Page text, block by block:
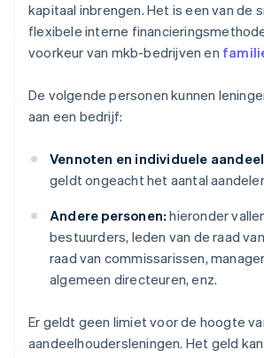
kapitaal inbrengen. Het is een van de
flexibele interne
voorkeur van mkb-bedrijven en
De volgende personen kunnen
aan een bedrijf:
Vennoten en individuele
geldt ongeacht het aantal
Andere personen: hieronder
bestuurders, leden van de raad
raad van commissarissen,
algemeen directeuren, enz.
Er geldt geen limiet voor de hoogte
aandeelhoudersleningen. Het geld